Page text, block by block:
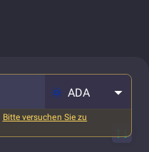
ADA
Bitte versuchen Sie zu